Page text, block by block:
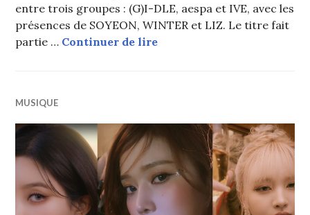
entre trois groupes : (G)I-DLE, aespa et IVE, avec les
présences de SOYEON, WINTER et LIZ. Le titre fait
partie … Continuer de lireSOYEON ((G)I-DLE),
MUSIQUE